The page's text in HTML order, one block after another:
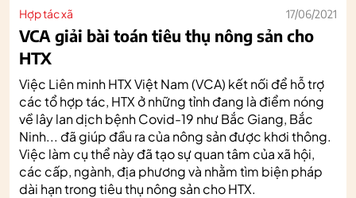
Hợp tác xã 17/06/2021
VCA giải bài toán tiêu thụ nông sản cho
HTX
Việc Liên minh HTX Việt Nam (VCA) kết nối để hỗ trợ
các tổ hợp tác, HTX ở những tỉnh đang là điểm nóng
về lây lan dịch bệnh Covid-19 như Bắc Giang, Bắc
Ninh... đã giúp đầu ra của nông sản được khơi thông.
Việc làm cụ thể này đã tạo sự quan tâm của xã hội,
các cấp, ngành, địa phương và nhằm tìm biện pháp
dài hạn trong tiêu thụ nông sản cho HTX.